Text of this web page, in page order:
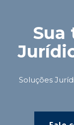
Sua
Soluções